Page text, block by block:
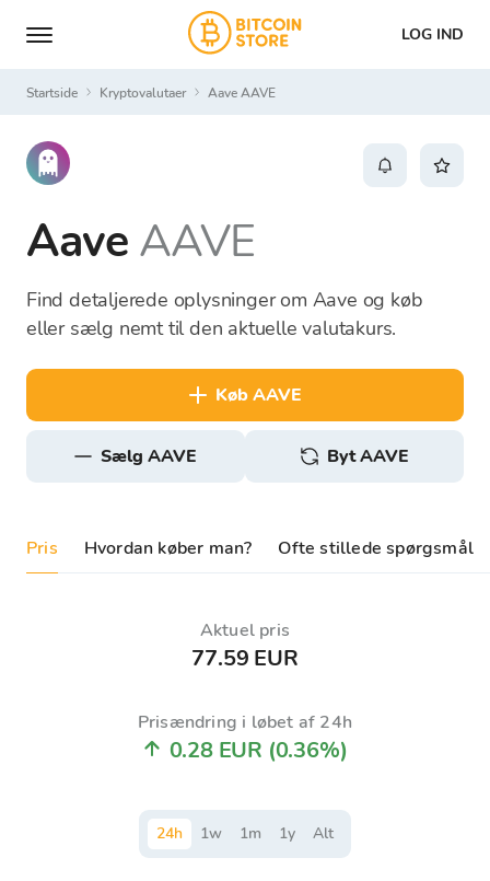
LOG IND
Startside Kryptovalutaer Aave AAVE
Aave AAVE
Find detaljerede oplysninger om Aave og køb
eller sælg nemt til den aktuelle valutakurs.
køb AAVE
sælg AAVE Byt AAVE
Pris Hvordan køber man? Ofte stillede spørgsmål
Aktuel pris
77.59 EUR
Prisændring i løbet af 24h
0.28 EUR (0.36%)
24h 1w 1m 1y Alt